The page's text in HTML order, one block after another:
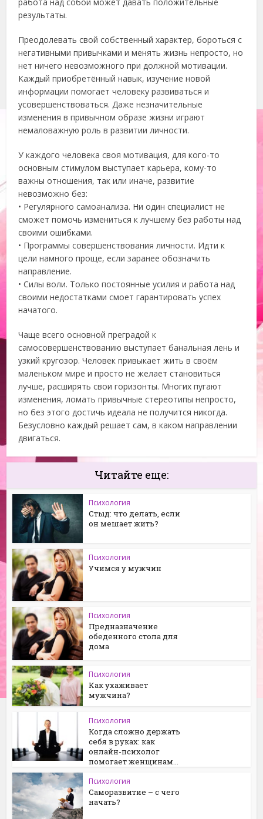
результаты.
Преодолевать свой собственный характер, бороться с
негативными привычками и менять жизнь непросто, но
нет ничего невозможного при должной мотивации.
Каждый приобретённый навык, изучение новой
информации помогает человеку развиваться и
усовершенствоваться. Даже незначительные
изменения в привычном образе жизни играют
немаловажную роль в развитии личности.
У каждого человека своя мотивация, для кого-то
основным стимулом выступает карьера, кому-то
важны отношения, так или иначе, развитие
невозможно без:
• Регулярного самоанализа. Ни один специалист не
сможет помочь измениться к лучшему без работы над
своими ошибками.
• Программы совершенствования личности. Идти к
цели намного проще, если заранее обозначить
направление.
• Силы воли. Только постоянные усилия и работа над
своими недостатками смоет гарантировать успех
начатого.
Чаще всего основной преградой к
самосовершенствованию выступает банальная лень и
узкий кругозор. Человек привыкает жить в своём
маленьком мире и просто не желает становиться
лучше, расширять свои горизонты. Многих пугают
изменения, ломать привычные стереотипы непросто,
но без этого достичь идеала не получится никогда.
Безусловно каждый решает сам, в каком направлении
двигаться.
Читайте еще:
Психология
Стыд: что делать, если
он мешает жить?
Психология
Учимся у мужчин
Психология
Предназначение
обеденного стола для
дома
Психология
Как ухаживает
мужчина?
Психология
Когда сложно держать
себя в руках: как
онлайн-психолог
помогает женщинам...
Психология
Саморазвитие – с чего
начать?